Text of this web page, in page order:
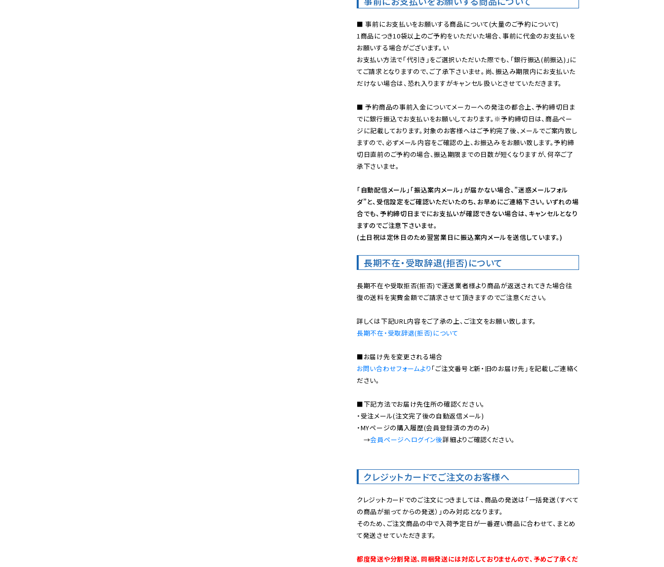
■ 事前にお支払いをお願いする商品について(大量のご予約について)
1商品につき10袋以上のご予約をいただいた場合、事前に代金のお支払いを
お願いする場合がございます。い
お支払い方法で「代引き」をご選択いただいた際でも、「銀行振込(前振込)」に
てご請求となりますので、ご了承下さいませ。尚、振込み期限内にお支払いた
だけない場合は、恐れ入りますがキャンセル扱いとさせていただきます。
■ 予約商品の事前入金についてメーカーへの発注の都合上、予約締切日ま
でに銀行振込でお支払いをお願いしております。※予約締切日は、商品ペー
ジに記載しております。対象のお客様へはご予約完了後、メールでご案内致し
ますので、必ずメール内容をご確認の上、お振込みをお願い致します。予約締
切日直前のご予約の場合、振込期限までの日数が短くなりますが、何卒ご了
承下さいませ。
「自動配信メール」「振込案内メール」が届かない場合、”迷惑メールフォル
ダ”と、受信設定をご確認いただいたのち、お早めにご連絡下さい。いずれの場
合でも、予約締切日までにお支払いが確認できない場合は、キャンセルとなり
ますのでご注意下さいませ。
(土日祝は定休日のため翌営業日に振込案内メールを送信しています。)
長期不在・受取辞退(拒否)について
長期不在や受取拒否(拒否)で運送業者様より商品が返送されてきた場合往
復の送料を実費金額でご請求させて頂きますのでご注意ください。
長期不在・受取辞退(拒否)について
お問い合わせフォームより 「ご注文番号と新・旧のお届け先」を記載しご連絡く
ださい。
■下記方法でお届け先住所の確認ください。
・受注メール(注文完了後の自動返信メール)
・MYページの購入履歴(会員登録済の方のみ)
→会員ページへログイン後詳細よりご確認ください。
クレジットカードでご注文のお客様へ
クレジットカードでのご注文につきましては、商品の発送は「一括発送（すべて
の商品が揃ってからの発送）」のみ対応となります。
そのため、ご注文商品の中で入荷予定日が一番遅い商品に合わせて、まとめ
て発送させていただきます。
都度発送や分割発送、同梱発送には対応しておりませんので、予めご了承くだ